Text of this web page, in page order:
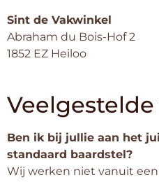
Sint de Vakwinkel
Abraham du Bois-Hof 2
1852 EZ Heiloo
Ben ik bij jullie aan het
standaard baardstel?
Wij werken niet vanuit